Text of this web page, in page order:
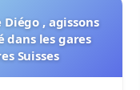
, agissons
dans les gares
Suisses